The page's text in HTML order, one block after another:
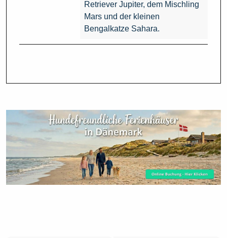
Retriever Jupiter, dem Mischling
Mars und der kleinen
Bengalkatze Sahara.